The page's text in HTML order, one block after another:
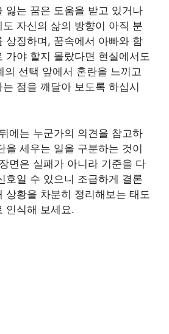
잃는 꿈은 도움을 받고 있거나
자신의 삶의 방향이 아직 분
상징하며, 꿈속에서 아빠와 함
가야 할지 몰랐다면 현실에서도
의 선택 앞에서 혼란을 느끼고
점을 깨달아 보도록 하십시
에는 누군가의 의견을 참고하
을 세우는 일을 구분하는 것이
면은 실패가 아니라 기준을 다
호일 수 있으니 조급하게 결론
상황을 차분히 정리해보는 태도
인식해 보세요.